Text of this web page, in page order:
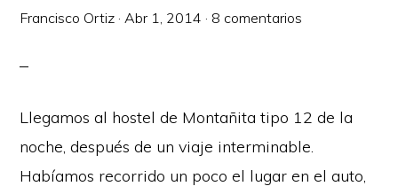
Francisco Ortiz ·Abr 1, 2014 · 8 comentarios
Llegamos al hostel de Montañita tipo 12 de la
noche, después de un viaje interminable.
Habíamos recorrido un poco el lugar en el auto,